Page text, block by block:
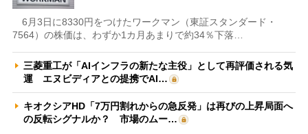
6月3日に8330円をつけたワークマン（東証スタンダード・
7564）の株価は、わずか1カ月あまりで約34％下落…
三菱重工が「AIインフラの新たな主役」として再評価される気
運 エヌビディアとの提携でAI…
キオクシアHD「7万円割れからの急反発」は再びの上昇局面へ
の反転シグナルか？ 市場のムー…